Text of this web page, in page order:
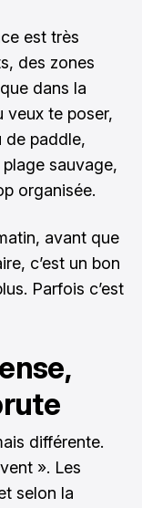
est très
des zones
dans la
veux te poser,
de paddle,
sauvage,
organisée.
avant que
c’est un bon
Parfois c’est
différente.
». Les
selon la